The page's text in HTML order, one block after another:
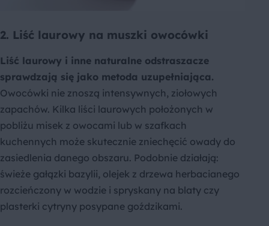
2. Liść laurowy na muszki owocówki
Liść laurowy i inne naturalne odstraszacze
sprawdzają się jako metoda uzupełniająca.
Owocówki nie znoszą intensywnych, ziołowych
zapachów. Kilka liści laurowych położonych w
pobliżu misek z owocami lub w szafkach
kuchennych może skutecznie zniechęcić owady do
zasiedlenia danego obszaru. Podobnie działają:
świeże gałązki bazylii, olejek z drzewa herbacianego
rozcieńczony w wodzie i spryskany na blaty czy
plasterki cytryny posypane goździkami.